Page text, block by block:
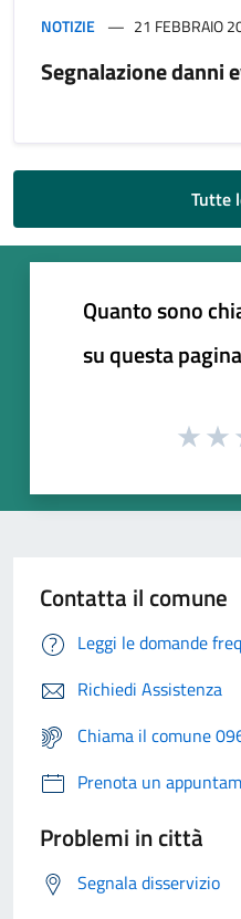
NOTIZIE 21 FEBBRAIO
Segnalazione danni
Tutte
Quanto sono
su questa
Contatta il comune
Leggi le domande
Richiedi Assistenza
Chiama il comune
Prenota un
Problemi in città
Segnala disservizio